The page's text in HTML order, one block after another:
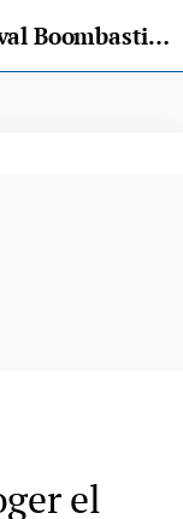
Llanera volverá a acoger el Festival Boombastic en 2024
el